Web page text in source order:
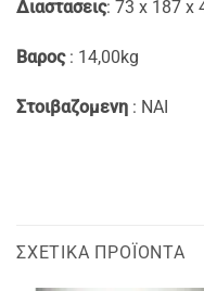
Διαστασεις: 73 x 187 x
Βαρος: 14,00kg
Στοιβαζομενη : NAI
ΣΧΕΤΙΚΆ ΠΡΟΪΌΝΤΑ